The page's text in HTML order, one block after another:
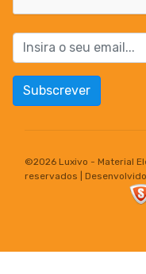
Subscrever
©2026 Luxivo - Material
reservados |